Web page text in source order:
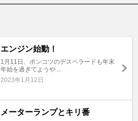
エンジン始動！
1月11日、ポンコツのデスペラードも年末
年始を過ぎてようや ...
2023年1月12日
メーターランプとキリ番